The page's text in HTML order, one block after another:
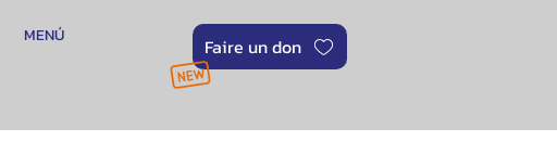
MENÚ Faire un don